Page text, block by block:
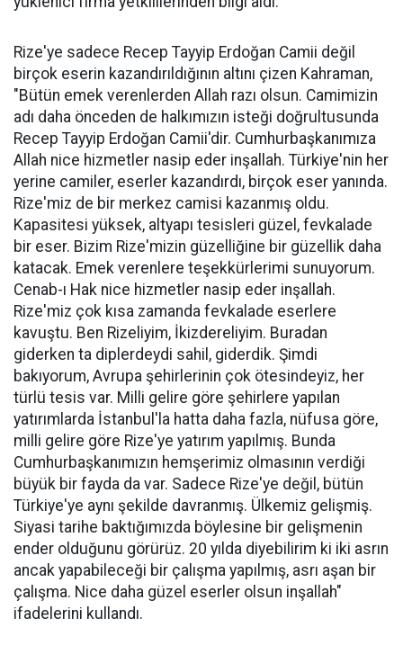
Rize'ye sadece Recep Tayyip Erdoğan Camii değil
birçok eserin kazandırıldığının altını çizen Kahraman,
"Bütün emek verenlerden Allah razı olsun. Camimizin
adı daha önceden de halkımızın isteği doğrultusunda
Recep Tayyip Erdoğan Camii'dir. Cumhurbaşkanımıza
Allah nice hizmetler nasip eder inşallah. Türkiye'nin her
yerine camiler, eserler kazandırdı, birçok eser yanında.
Rize'miz de bir merkez camisi kazanmış oldu.
Kapasitesi yüksek, altyapı tesisleri güzel, fevkalade
bir eser. Bizim Rize'mizin güzelliğine bir güzellik daha
katacak. Emek verenlere teşekkürlerimi sunuyorum.
Cenab-ı Hak nice hizmetler nasip eder inşallah.
Rize'miz çok kısa zamanda fevkalade eserlere
kavuştu. Ben Rizeliyim, İkizdereliyim. Buradan
giderken ta diplerdeydi sahil, giderdik. Şimdi
bakıyorum, Avrupa şehirlerinin çok ötesindeyiz, her
türlü tesis var. Milli gelire göre şehirlere yapılan
yatırımlarda İstanbul'la hatta daha fazla, nüfusa göre,
milli gelire göre Rize'ye yatırım yapılmış. Bunda
Cumhurbaşkanımızın hemşerimiz olmasının verdiği
büyük bir fayda da var. Sadece Rize'ye değil, bütün
Türkiye'ye aynı şekilde davranmış. Ülkemiz gelişmiş.
Siyasi tarihe baktığımızda böylesine bir gelişmenin
ender olduğunu görürüz. 20 yılda diyebilirim ki iki asrın
ancak yapabileceği bir çalışma yapılmış, asrı aşan bir
çalışma. Nice daha güzel eserler olsun inşallah"
ifadelerini kullandı.